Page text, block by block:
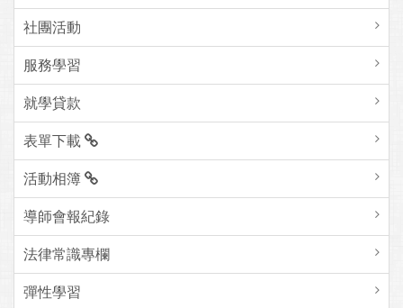
社團活動
服務學習
就學貸款
表單下載
活動相簿
導師會報紀錄
法律常識專欄
彈性學習